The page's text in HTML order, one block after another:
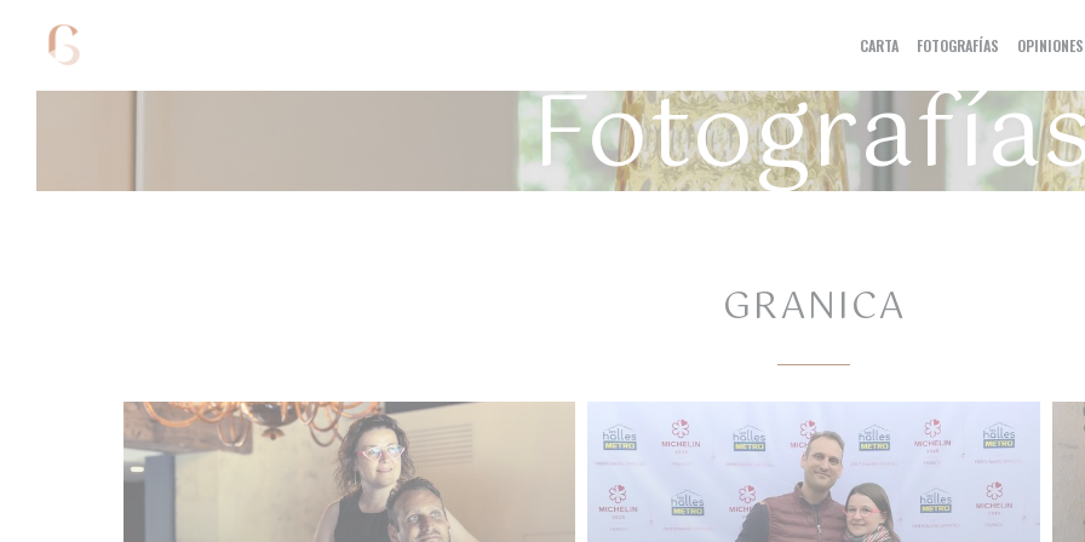
Personalización de sus opciones de cookies
CARTA FOTOGRAFÍAS OPINIONES
GRANICA